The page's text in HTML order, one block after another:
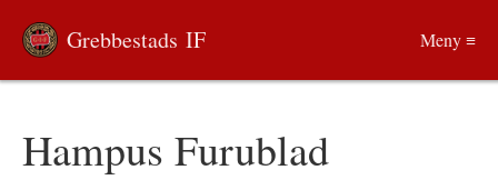
Hampus Furublad
Grebbestads IF Meny ≡